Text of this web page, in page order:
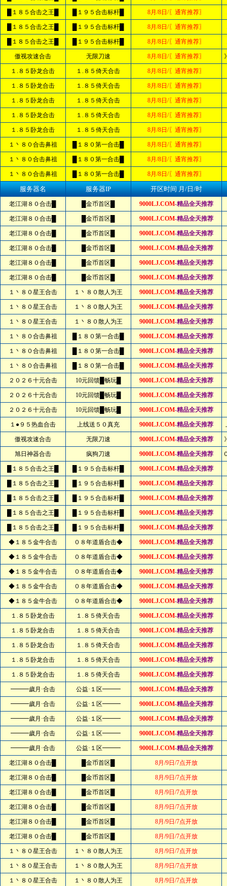
█１８５合击之王█ █１９５合击标杆█ 8月/8日/〖通宵推荐〗
█１８５合击之王█ █１９５合击标杆█ 8月/8日/〖通宵推荐〗
█１８５合击之王█ █１９５合击标杆█ 8月/8日/〖通宵推荐〗
傲视攻速合击 无限刀速 8月/8日/〖通宵推荐〗
１.８５卧龙合击 １.８５倚天合击 8月/8日/〖通宵推荐〗
１.８５卧龙合击 １.８５倚天合击 8月/8日/〖通宵推荐〗
１.８５卧龙合击 １.８５倚天合击 8月/8日/〖通宵推荐〗
１.８５卧龙合击 １.８５倚天合击 8月/8日/〖通宵推荐〗
１.８５卧龙合击 １.８５倚天合击 8月/8日/〖通宵推荐〗
１丶８０合击鼻祖 █１８０第一合击█ 8月/8日/〖通宵推荐〗
１丶８０合击鼻祖 █１８０第一合击█ 8月/8日/〖通宵推荐〗
１丶８０合击鼻祖 █１８０第一合击█ 8月/8日/〖通宵推荐〗
服务器名 服务器IP 开区时间 月/日/时
老江湖８０合击█ █金币首区█ 9000LJ.COM-精品全天推荐
老江湖８０合击█ █金币首区█ 9000LJ.COM-精品全天推荐
老江湖８０合击█ █金币首区█ 9000LJ.COM-精品全天推荐
老江湖８０合击█ █金币首区█ 9000LJ.COM-精品全天推荐
老江湖８０合击█ █金币首区█ 9000LJ.COM-精品全天推荐
老江湖８０合击█ █金币首区█ 9000LJ.COM-精品全天推荐
１丶８０星王合击 １丶８０散人为王 9000LJ.COM-精品全天推荐
１丶８０星王合击 １丶８０散人为王 9000LJ.COM-精品全天推荐
１丶８０星王合击 １丶８０散人为王 9000LJ.COM-精品全天推荐
１丶８０合击鼻祖 █１８０第一合击█ 9000LJ.COM-精品全天推荐
１丶８０合击鼻祖 █１８０第一合击█ 9000LJ.COM-精品全天推荐
１丶８０合击鼻祖 █１８０第一合击█ 9000LJ.COM-精品全天推荐
２０２６十元合击 10元回馈█畅玩█ 9000LJ.COM-精品全天推荐
２０２６十元合击 10元回馈█畅玩█ 9000LJ.COM-精品全天推荐
２０２６十元合击 10元回馈█畅玩█ 9000LJ.COM-精品全天推荐
１●９５热血合击 上线送５０真充 9000LJ.COM-精品全天推荐
傲视攻速合击 无限刀速 9000LJ.COM-精品全天推荐
旭日神器合击 疯狗刀速 9000LJ.COM-精品全天推荐
█１８５合击之王█ █１９５合击标杆█ 9000LJ.COM-精品全天推荐
█１８５合击之王█ █１９５合击标杆█ 9000LJ.COM-精品全天推荐
█１８５合击之王█ █１９５合击标杆█ 9000LJ.COM-精品全天推荐
█１８５合击之王█ █１９５合击标杆█ 9000LJ.COM-精品全天推荐
█１８５合击之王█ █１９５合击标杆█ 9000LJ.COM-精品全天推荐
◆１８５金牛合击 ０８年道盾合击◆ 9000LJ.COM-精品全天推荐
◆１８５金牛合击 ０８年道盾合击◆ 9000LJ.COM-精品全天推荐
◆１８５金牛合击 ０８年道盾合击◆ 9000LJ.COM-精品全天推荐
◆１８５金牛合击 ０８年道盾合击◆ 9000LJ.COM-精品全天推荐
◆１８５金牛合击 ０８年道盾合击◆ 9000LJ.COM-精品全天推荐
１.８５卧龙合击 １.８５倚天合击 9000LJ.COM-精品全天推荐
１.８５卧龙合击 １.８５倚天合击 9000LJ.COM-精品全天推荐
１.８５卧龙合击 １.８５倚天合击 9000LJ.COM-精品全天推荐
１.８５卧龙合击 １.８５倚天合击 9000LJ.COM-精品全天推荐
１.８５卧龙合击 １.８５倚天合击 9000LJ.COM-精品全天推荐
━━━歲月·合击 公益·１区━━━ 9000LJ.COM-精品全天推荐
━━━歲月·合击 公益·１区━━━ 9000LJ.COM-精品全天推荐
━━━歲月·合击 公益·１区━━━ 9000LJ.COM-精品全天推荐
━━━歲月·合击 公益·１区━━━ 9000LJ.COM-精品全天推荐
━━━歲月·合击 公益·１区━━━ 9000LJ.COM-精品全天推荐
老江湖８０合击█ █金币首区█ 8月/9日/7点开放
老江湖８０合击█ █金币首区█ 8月/9日/7点开放
老江湖８０合击█ █金币首区█ 8月/9日/7点开放
老江湖８０合击█ █金币首区█ 8月/9日/7点开放
老江湖８０合击█ █金币首区█ 8月/9日/7点开放
老江湖８０合击█ █金币首区█ 8月/9日/7点开放
１丶８０星王合击 １丶８０散人为王 8月/9日/7点开放
１丶８０星王合击 １丶８０散人为王 8月/9日/7点开放
１丶８０星王合击 １丶８０散人为王 8月/9日/7点开放